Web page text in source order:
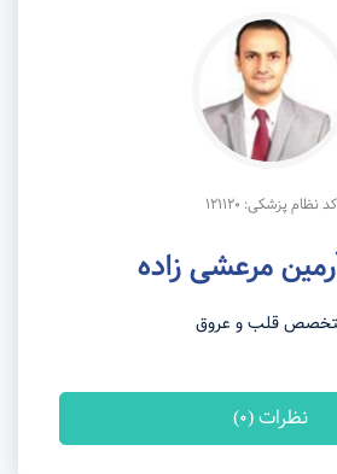
کد نظام پزشکی: 121120
مرعشی زاده
قلب و عروق
نظرات (0)